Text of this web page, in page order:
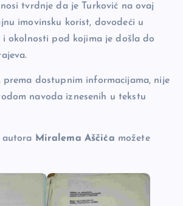
tvrdnje da je Turković na ovaj
imovinsku korist, dovodeći u
okolnosti pod kojima je došla do
prema dostupnim informacijama, nije
navoda iznesenih u tekstu
autora Miralema Aščića možete